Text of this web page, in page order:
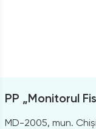
PP „Monitorul
MD-2005, mun.